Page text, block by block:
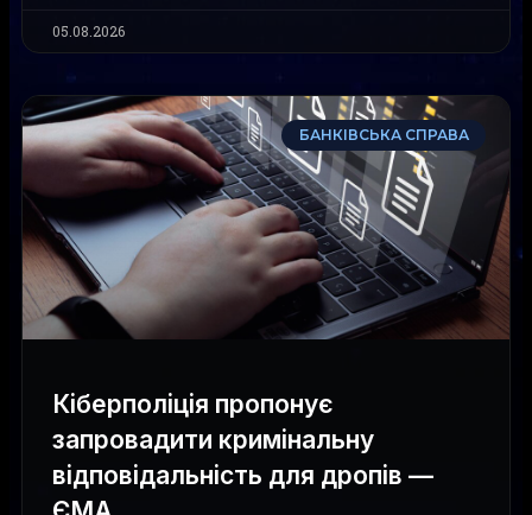
05.08.2026
БАНКІВСЬКА СПРАВА
Кіберполіція пропонує
запровадити кримінальну
відповідальність для дропів —